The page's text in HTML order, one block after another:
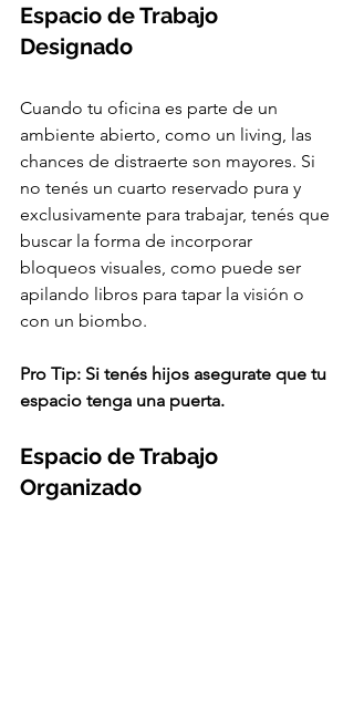
Espacio de Trabajo
Designado
Cuando tu oficina es parte de un
ambiente abierto, como un living, las
chances de distraerte son mayores. Si
no tenés un cuarto reservado pura y
exclusivamente para trabajar, tenés que
buscar la forma de incorporar
bloqueos visuales, como puede ser
apilando libros para tapar la visión o
con un biombo.
Pro Tip: Si tenés hijos asegurate que tu
espacio tenga una puerta.
Espacio de Trabajo
Organizado